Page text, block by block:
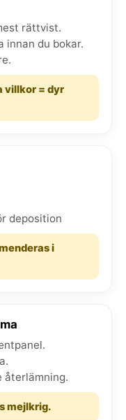
rättvist.
innan du bokar.
villkor = dyr
deposition
i
återlämning.
mejlkrig.